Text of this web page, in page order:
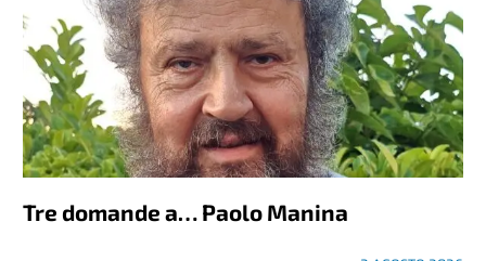
Tre domande a… Paolo Manina